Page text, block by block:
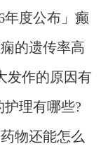
年度公布」癫
的遗传率高
发作的原因有
理有哪些?
物还能怎么